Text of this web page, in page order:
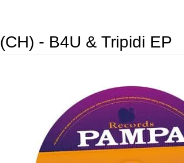
- B4U & Tripidi EP